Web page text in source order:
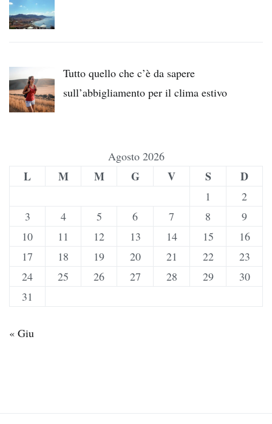
Tutto quello che c’è da sapere
sull’abbigliamento per il clima estivo
Agosto 2026
L M M G V S D
1
2
3
4 5 6 7 8
9
10
11 12 13 14 15
16
17
18 19 20 21 22
23
24
25 26 27 28 29
30
31
« Giu